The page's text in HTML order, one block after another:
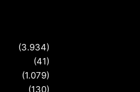
(3.934)
(41)
(1.079)
(130)